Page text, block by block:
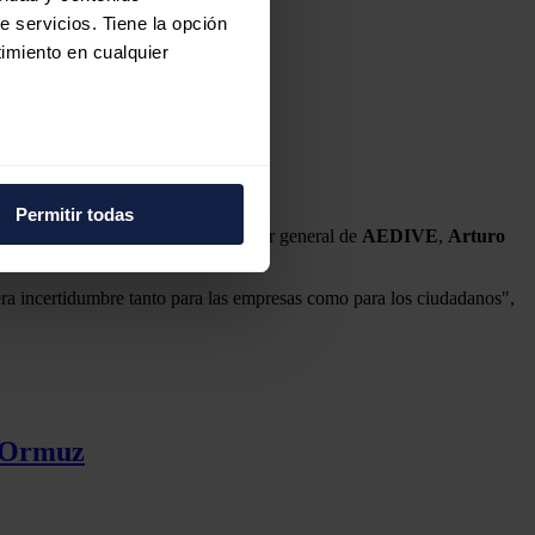
servicios. Tiene la opción
en cualquier
Permitir todas
en Europa"
ha señalado el director general de AEDIVE, Arturo
incertidumbre tanto para las empresas como para los ciudadanos",